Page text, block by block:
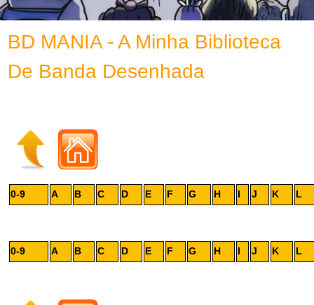
BD MANIA - A Minha Biblioteca
De Banda Desenhada
0-9 A B C D E F G H I J K L
0-9 A B C D E F G H I J K L